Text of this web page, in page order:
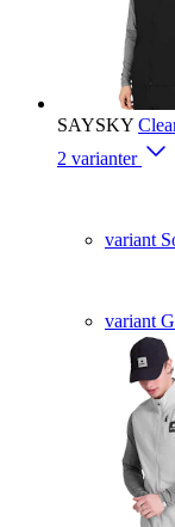
SAYSKY
2 varianter
variant
variant